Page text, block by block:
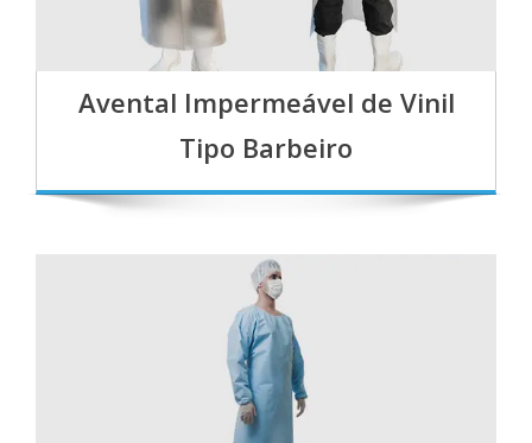
Avental Impermeável de Vinil
Tipo Barbeiro